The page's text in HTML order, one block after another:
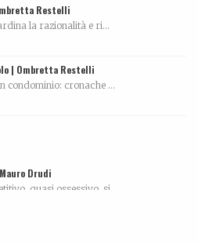
Restelli
la razionalità e ri...
| Ombretta Restelli
condominio: cronache ...
Drudi
quasi ossessivo, si...